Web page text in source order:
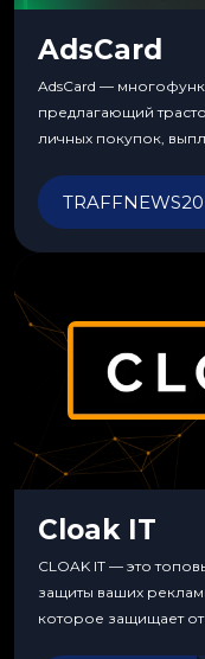
AdsCard
AdsCard —
предлагающий
личных покупок,
инструменты для
TRAFFNEWS20
Cloak IT
CLOAK IT — это
защиты ваших
которое защищает от